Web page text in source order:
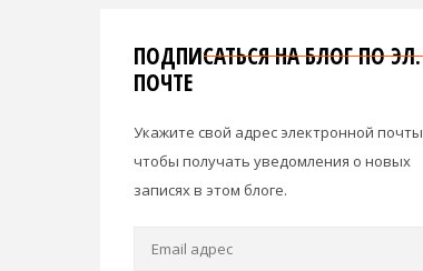
ПОДПИСАТЬСЯ НА БЛОГ ПО ЭЛ.
ПОЧТЕ
Укажите свой адрес электронной почты,
чтобы получать уведомления о новых
записях в этом блоге.